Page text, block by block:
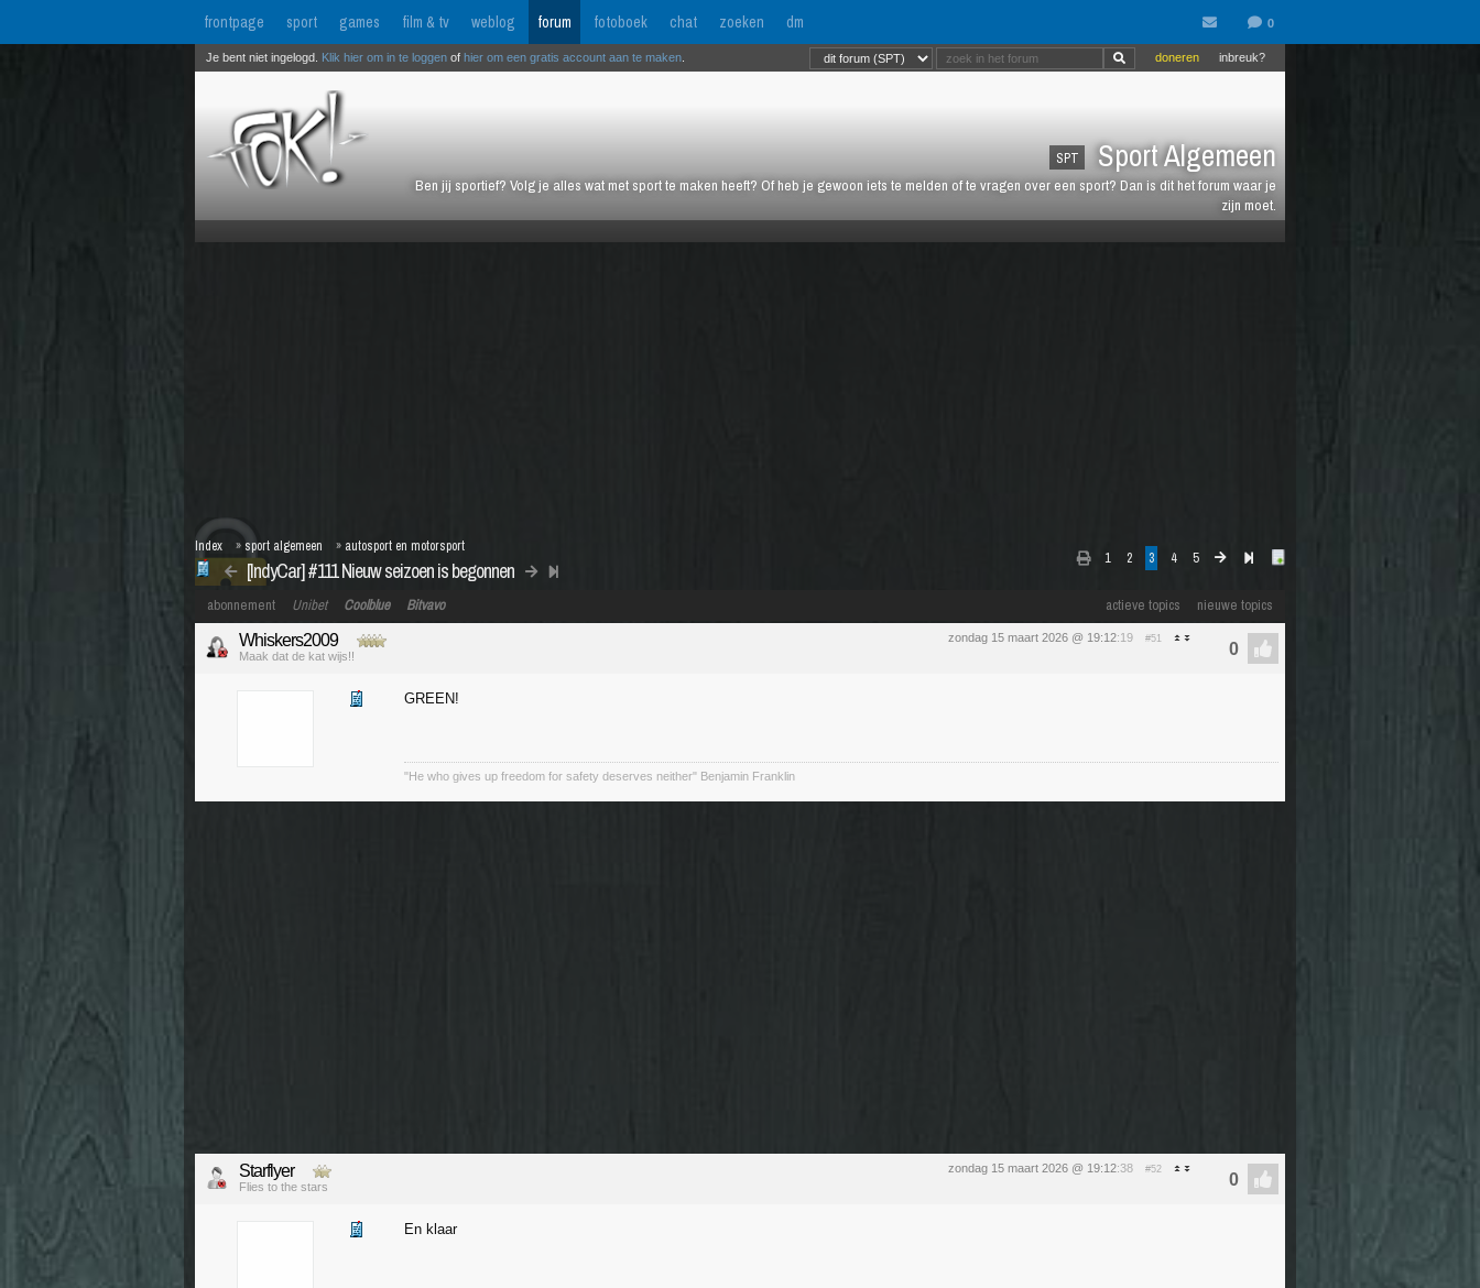
frontpage sport games film & tv weblog forum fotoboek chat zoeken dm
SPT Sport Algemeen
Ben jij sportief? Volg je alles wat met sport te maken heeft? Of heb je gewoon iets te melden of te vragen over een sport? Dan is dit het forum waar je
zijn moet.
inbreuk?
doneren
Je bent niet ingelogd. Klik hier om in te loggen of hier om een gratis account aan te maken
1 2 3 4 5
[IndyCar] #111 Nieuw seizoen is begonnen
Index » sport algemeen » autosport en motorsport
actieve topics nieuwe topics
abonnement Unibet Coolblue Bitvavo
zondag 15 maart 2026 @ 19:12:19 #51
Whiskers2009
Maak dat de kat wijs!!
GREEN!
"He who gives up freedom for safety deserves neither" Benjamin Franklin
zondag 15 maart 2026 @ 19:12:38 #52
Starflyer
Flies to the stars
En klaar